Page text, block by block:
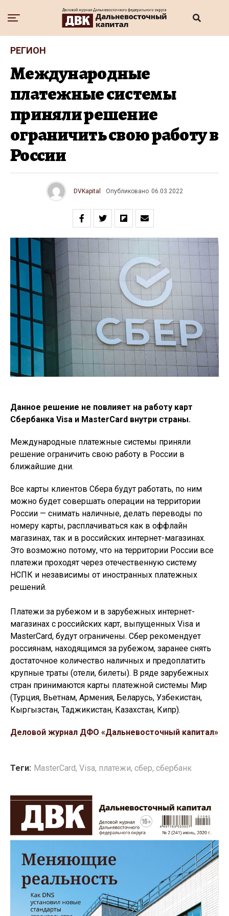
РЕГИОН
Международные
платежные системы
приняли решение
ограничить свою работу в
России
DVKapital Опубликовано 06.03.2022
Данное решение не повлияет на работу карт
Сбербанка Visa и MasterCard внутри страны.
Международные платежные системы приняли
решение ограничить свою работу в России в
ближайшие дни.
Все карты клиентов Сбера будут работать, по ним
можно будет совершать операции на территории
России — снимать наличные, делать переводы по
номеру карты, расплачиваться как в оффлайн
магазинах, так и в российских интернет-магазинах.
Это возможно потому, что на территории России все
платежи проходят через отечественную систему
НСПК и независимы от иностранных платежных
решений.
Платежи за рубежом и в зарубежных интернет-
магазинах с российских карт, выпущенных Visa и
MasterCard, будут ограничены. Сбер рекомендует
россиянам, находящимся за рубежом, заранее снять
достаточное количество наличных и предоплатить
крупные траты (отели, билеты). В ряде зарубежных
стран принимаются карты платежной системы Мир
(Турция, Вьетнам, Армения, Беларусь, Узбекистан,
Кыргызстан, Таджикистан, Казахстан, Кипр).
Деловой журнал ДФО «Дальневосточный капитал»
Теги: MasterCard, Visa, платежи, сбер, сбербанк